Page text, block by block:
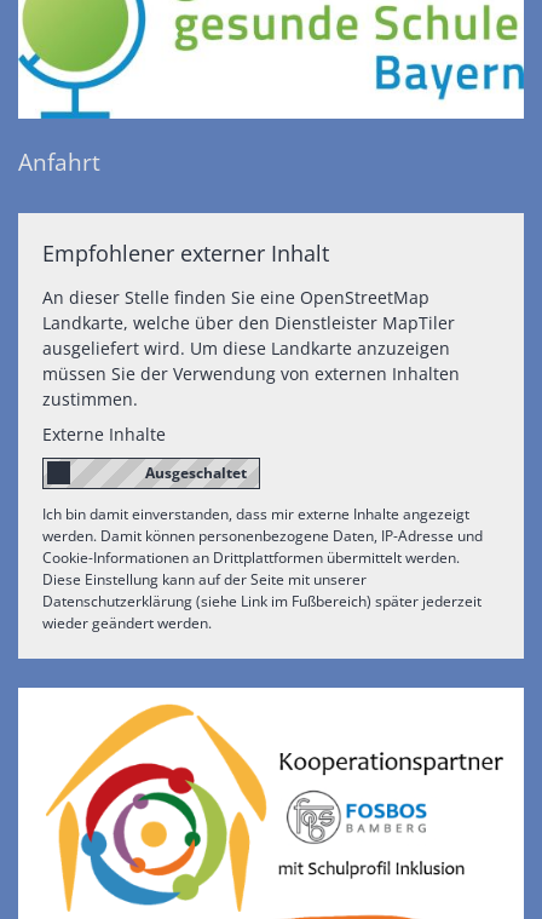
Anfahrt
Empfohlener externer Inhalt
An dieser Stelle finden Sie eine OpenStreetMap
Landkarte, welche über den Dienstleister MapTiler
ausgeliefert wird. Um diese Landkarte anzuzeigen
müssen Sie der Verwendung von externen Inhalten
zustimmen.
Externe Inhalte
Ich bin damit einverstanden, dass mir externe Inhalte angezeigt
werden. Damit können personenbezogene Daten, IP-Adresse und
Cookie-Informationen an Drittplattformen übermittelt werden.
Diese Einstellung kann auf der Seite mit unserer
Datenschutzerklärung (siehe Link im Fußbereich) später jederzeit
wieder geändert werden.